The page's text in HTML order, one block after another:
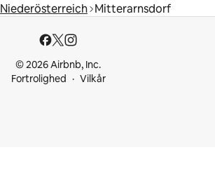
Niederösterreich Mitterarnsdorf
© 2026 Airbnb, Inc.
Fortrolighed
Vilkår